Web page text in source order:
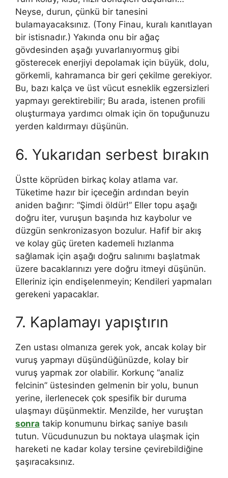
Neyse, durun, çünkü bir tanesini
bulamayacaksınız. (Tony Finau, kuralı kanıtlayan
bir istisnadır.) Yakında onu bir ağaç
gövdesinden aşağı yuvarlanıyormuş gibi
gösterecek enerjiyi depolamak için büyük, dolu,
görkemli, kahramanca bir geri çekilme gerekiyor.
Bu, bazı kalça ve üst vücut esneklik egzersizleri
yapmayı gerektirebilir; Bu arada, istenen profili
oluşturmaya yardımcı olmak için ön topuğunuzu
yerden kaldırmayı düşünün.
6. Yukarıdan serbest bırakın
Üstte köprüden birkaç kolay atlama var.
Tüketime hazır bir içeceğin ardından beyin
aniden bağırır: “Şimdi öldür!” Eller topu aşağı
doğru iter, vuruşun başında hız kaybolur ve
düzgün senkronizasyon bozulur. Hafif bir akış
ve kolay güç üreten kademeli hızlanma
sağlamak için aşağı doğru salınımı başlatmak
üzere bacaklarınızı yere doğru itmeyi düşünün.
Elleriniz için endişelenmeyin; Kendileri yapmaları
gerekeni yapacaklar.
7. Kaplamayı yapıştırın
Zen ustası olmanıza gerek yok, ancak kolay bir
vuruş yapmayı düşündüğünüzde, kolay bir
vuruş yapmak zor olabilir. Korkunç “analiz
felcinin” üstesinden gelmenin bir yolu, bunun
yerine, ilerlenecek çok spesifik bir duruma
ulaşmayı düşünmektir. Menzilde, her vuruştan
sonra takip konumunu birkaç saniye basılı
tutun. Vücudunuzun bu noktaya ulaşmak için
hareketi ne kadar kolay tersine çevirebildiğine
şaşıracaksınız.